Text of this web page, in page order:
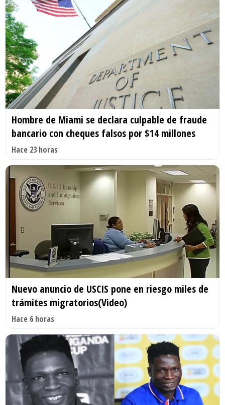
Hombre de Miami se declara culpable de fraude
bancario con cheques falsos por $14 millones
Hace 23 horas
Nuevo anuncio de USCIS pone en riesgo miles de
trámites migratorios(Video)
Hace 6 horas